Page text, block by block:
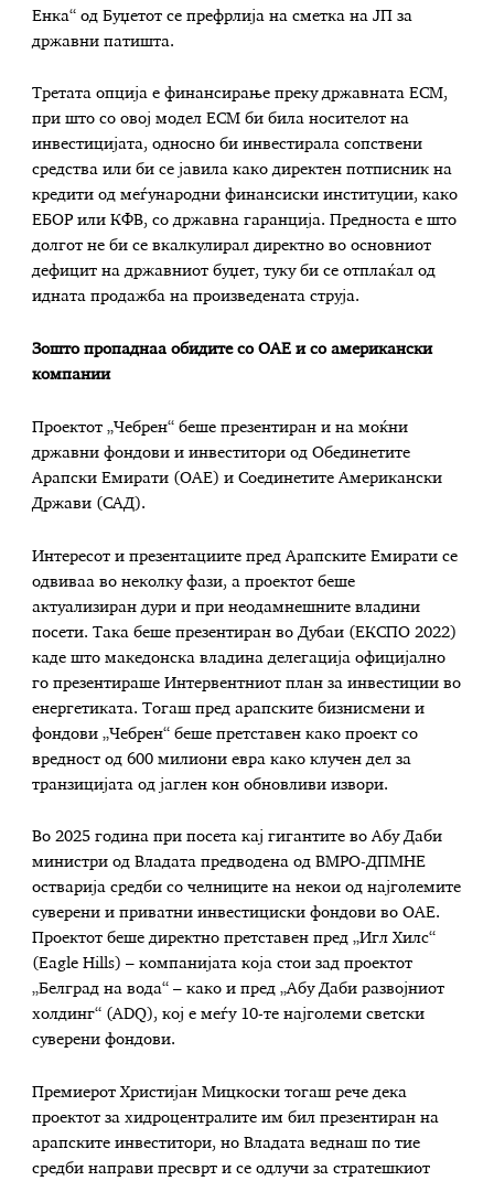
Енка“ од Буџетот се префрлија на сметка на ЈП за
државни патишта.
Третата опција е финансирање преку државната ЕСМ,
при што со овој модел ЕСМ би била носителот на
инвестицијата, односно би инвестирала сопствени
средства или би се јавила како директен потписник на
кредити од меѓународни финансиски институции, како
ЕБОР или КФВ, со државна гаранција. Предноста е што
долгот не би се вкалкулирал директно во основниот
дефицит на државниот буџет, туку би се отплаќал од
идната продажба на произведената струја.
Зошто пропаднаа обидите со ОАЕ и со американски
компании
Проектот „Чебрен“ беше презентиран и на моќни
државни фондови и инвеститори од Обединетите
Арапски Емирати (ОАЕ) и Соединетите Американски
Држави (САД).
Интересот и презентациите пред Арапските Емирати се
одвиваа во неколку фази, а проектот беше
актуализиран дури и при неодамнешните владини
посети. Така беше презентиран во Дубаи (ЕКСПО 2022)
каде што македонска владина делегација официјално
го презентираше Интервентниот план за инвестиции во
енергетиката. Тогаш пред арапските бизнисмени и
фондови „Чебрен“ беше претставен како проект со
вредност од 600 милиони евра како клучен дел за
транзицијата од јаглен кон обновливи извори.
Во 2025 година при посета кај гигантите во Абу Даби
министри од Владата предводена од ВМРО-ДПМНЕ
остварија средби со челниците на некои од најголемите
суверени и приватни инвестициски фондови во ОАЕ.
Проектот беше директно претставен пред „Игл Хилс“
(Eagle Hills) – компанијата која стои зад проектот
„Белград на вода“ – како и пред „Абу Даби развојниот
холдинг“ (ADQ), кој е меѓу 10-те најголеми светски
суверени фондови.
Премиерот Христијан Мицкоски тогаш рече дека
проектот за хидроцентралите им бил презентиран на
арапските инвеститори, но Владата веднаш по тие
средби направи пресврт и се одлучи за стратешкиот